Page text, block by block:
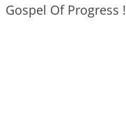
Gospel Of Progress !